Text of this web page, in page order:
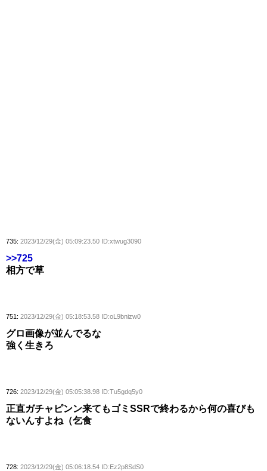
735: 2023/12/29(金) 05:09:23.50 ID:xtwug3090
>>725
相方で草
751: 2023/12/29(金) 05:18:53.58 ID:oL9bnizw0
グロ画像が並んでるな
強く生きろ
726: 2023/12/29(金) 05:05:38.98 ID:Tu5gdq5y0
正直ガチャピンン来てもゴミSSRで終わるから何の喜びも
ないんすよね（乞食
728: 2023/12/29(金) 05:06:18.54 ID:Ez2p8SdS0